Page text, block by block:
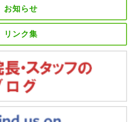
お知らせ
リンク集